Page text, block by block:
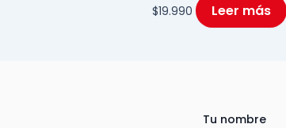
$19.990 Leer más
Tu nombre